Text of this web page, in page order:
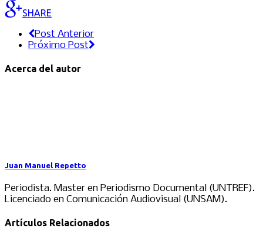
SHARE
Post Anterior
Próximo Post
Acerca del autor
Juan Manuel Repetto
Periodista. Master en Periodismo Documental (UNTREF).
Licenciado en Comunicación Audiovisual (UNSAM).
Artículos Relacionados